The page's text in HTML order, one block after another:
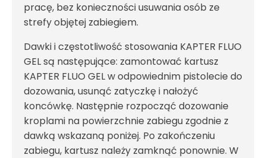
pracę, bez konieczności usuwania osób ze
strefy objętej zabiegiem.
Dawki i częstotliwość stosowania KAPTER FLUO
GEL są następujące: zamontować kartusz
KAPTER FLUO GEL w odpowiednim pistolecie do
dozowania, usunąć zatyczkę i nałożyć
koncówkę. Następnie rozpocząć dozowanie
kroplami na powierzchnie zabiegu zgodnie z
dawką wskazaną poniżej. Po zakończeniu
zabiegu, kartusz należy zamknąć ponownie. W